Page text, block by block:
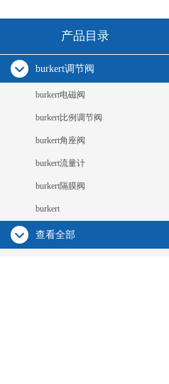
产品目录
burkert调节阀
burkert电磁阀
burkert比例调节阀
burkert角座阀
burkert流量计
burkert隔膜阀
burkert
查看全部